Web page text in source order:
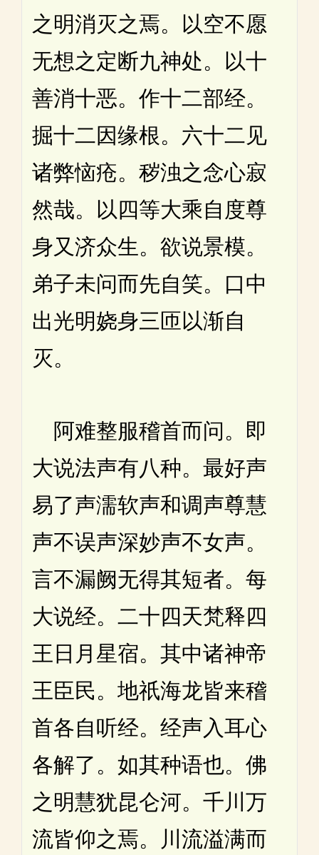
之明消灭之焉。以空不愿
无想之定断九神处。以十
善消十恶。作十二部经。
掘十二因缘根。六十二见
诸弊恼疮。秽浊之念心寂
然哉。以四等大乘自度尊
身又济众生。欲说景模。
弟子未问而先自笑。口中
出光明娆身三匝以渐自
灭。
阿难整服稽首而问。即
大说法声有八种。最好声
易了声濡软声和调声尊慧
声不误声深妙声不女声。
言不漏阙无得其短者。每
大说经。二十四天梵释四
王日月星宿。其中诸神帝
王臣民。地祇海龙皆来稽
首各自听经。经声入耳心
各解了。如其种语也。佛
之明慧犹昆仑河。千川万
流皆仰之焉。川流溢满而